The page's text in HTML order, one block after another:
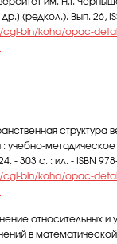
(редкол.). Вып. 26,
cgi-bin/koha/opac-
структура
: учебно-
- 303 с. : ил. - ISBN
cgi-bin/koha/opac-
относительных и
в